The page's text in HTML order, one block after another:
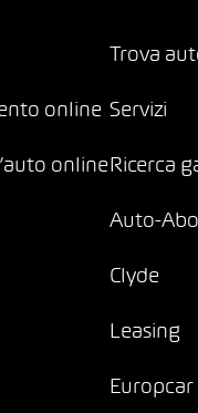
online
online
Trova
Servizi
Ricerca
Auto-Abo
Clyde
Leasing
Europcar